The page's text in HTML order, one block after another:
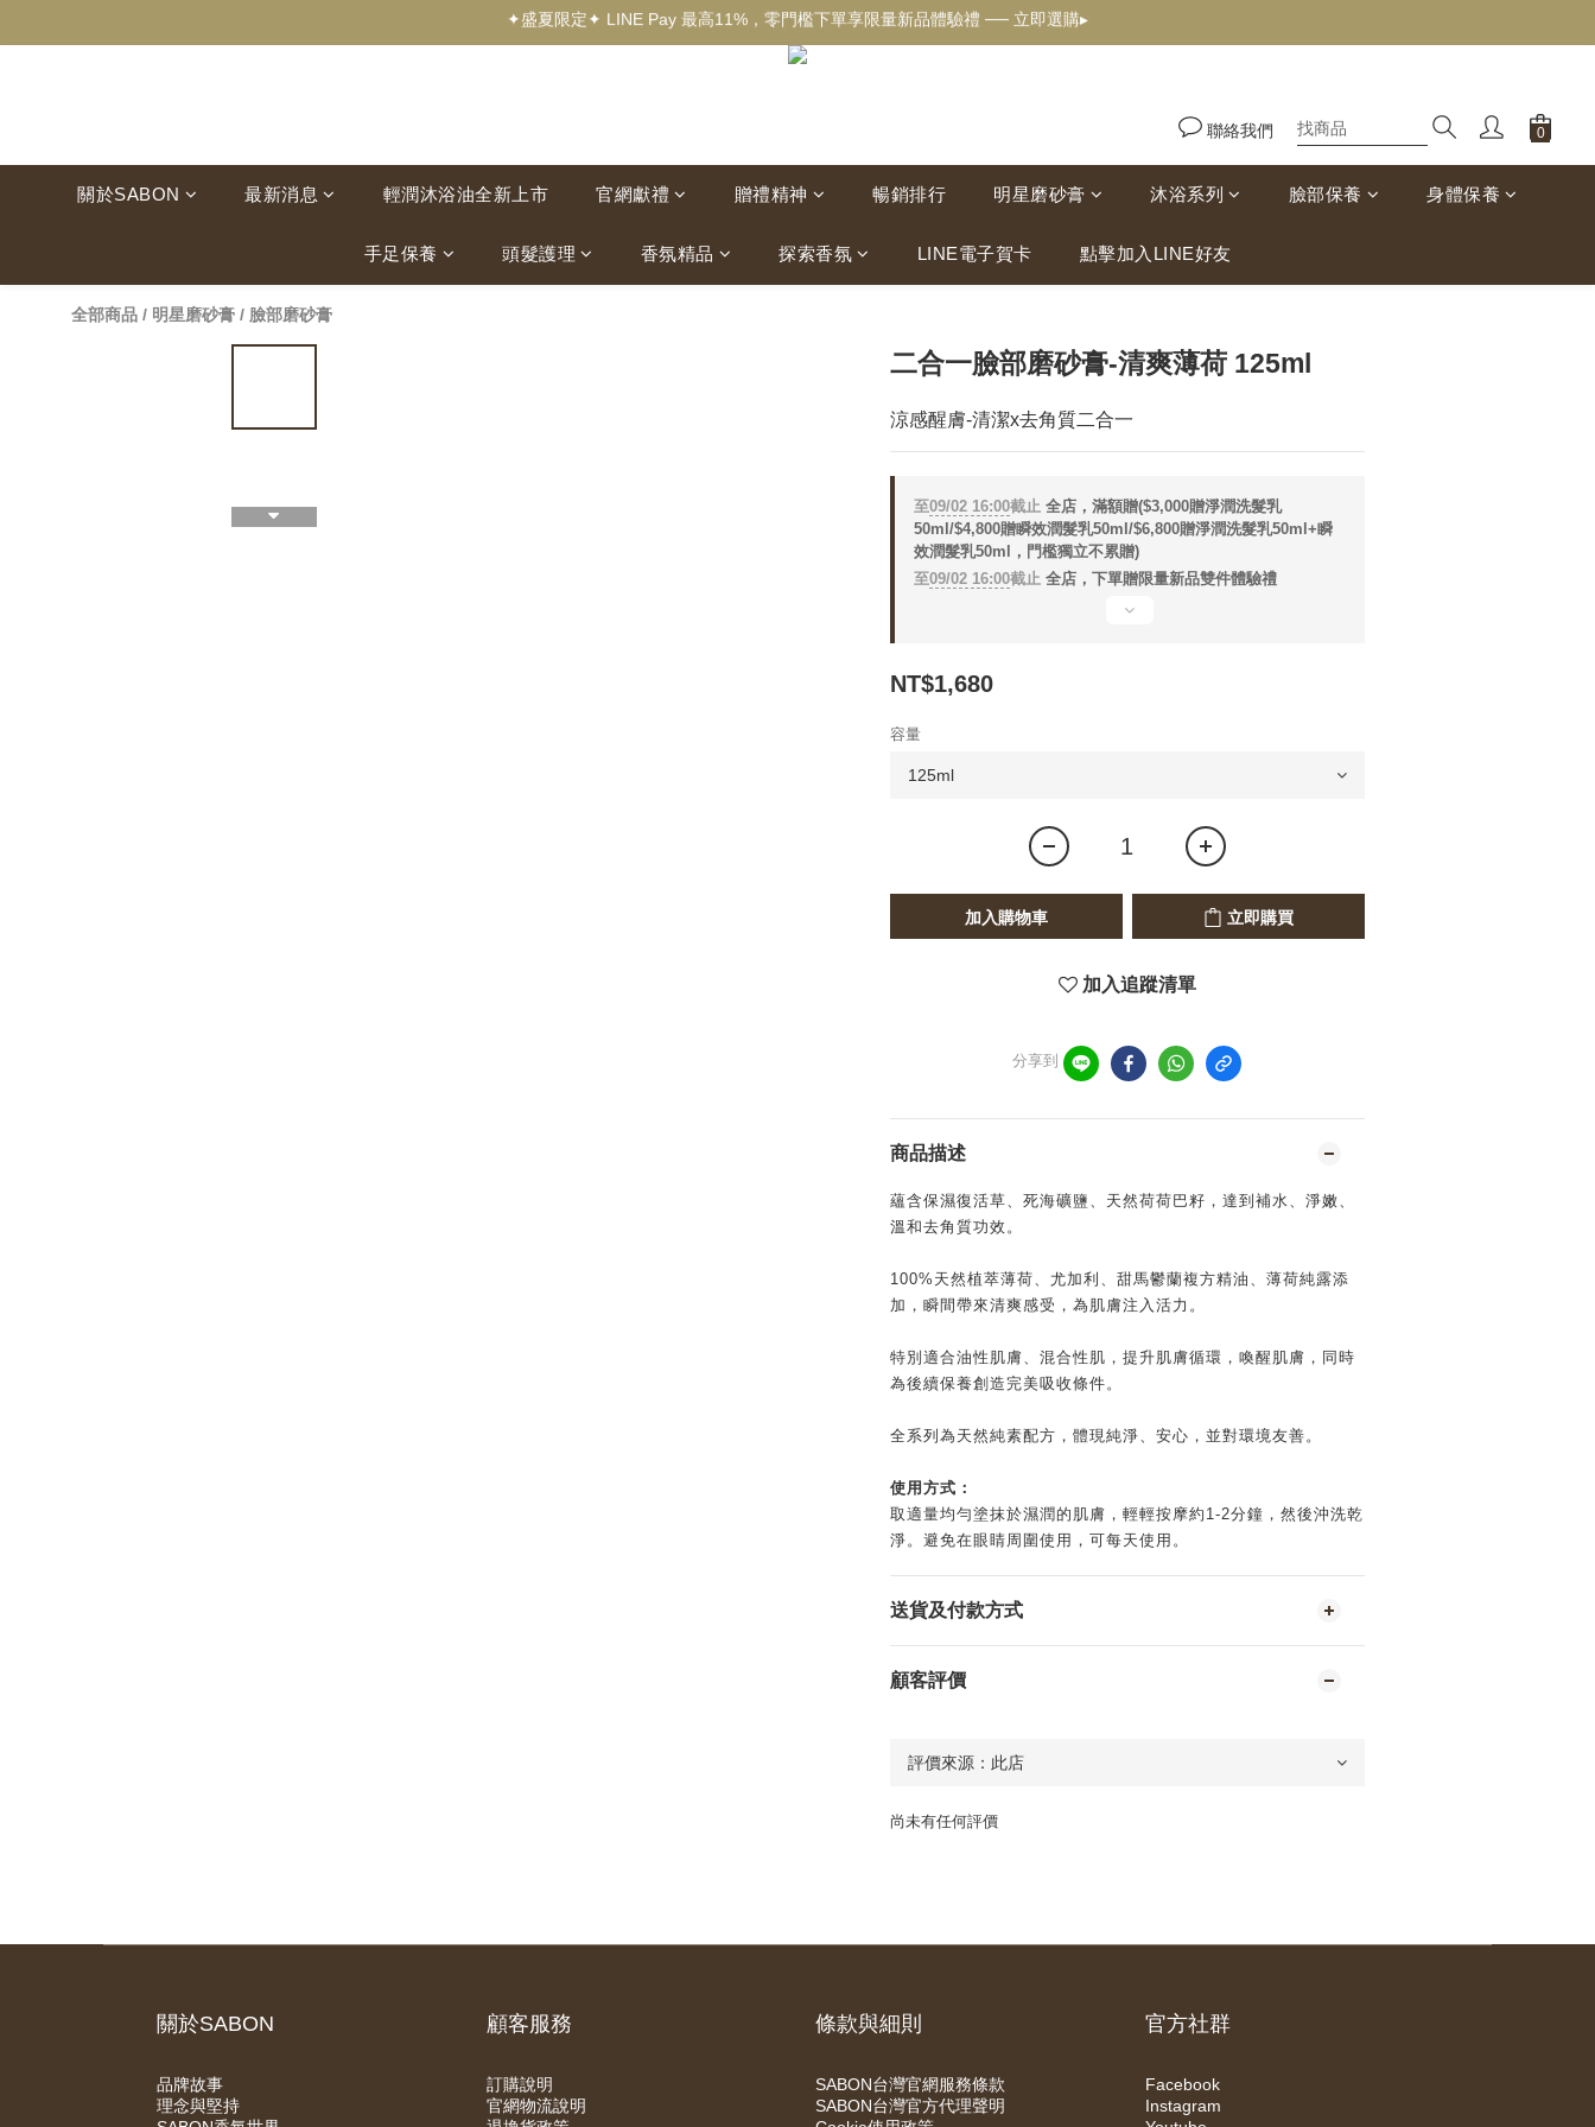
✦新客獨享✦ 首購輸入【welcome】滿$500現折$100 ── 立即選購▸
✦New✦ 熱帶果嶼限量系列，沉浸夏日慢旅時光 ── 立即探索▸
聯絡我們
關於SABON 最新消息 輕潤沐浴油全新上市 官網獻禮 贈禮精神 暢銷排行 明星磨砂膏 沐浴系列 臉部保養 身體保養
手足保養 頭髮護理 香氛精品 探索香氛 LINE電子賀卡 點擊加入LINE好友
全部商品 / 明星磨砂膏 / 臉部磨砂膏
二合一臉部磨砂膏-清爽薄荷 125ml
涼感醒膚-清潔x去角質二合一
至09/02 16:00截止全店，滿額贈($3,000贈淨潤洗髮乳
50ml/$4,800贈瞬效潤髮乳50ml/$6,800贈淨潤洗髮乳50ml+瞬
效潤髮乳50ml，門檻獨立不累贈)
至09/02 16:00截止全店，下單贈限量新品雙件體驗禮
NT$1,680
容量
加入購物車 立即購買
加入追蹤清單
分享到
商品描述
蘊含保濕復活草、死海礦鹽、天然荷荷巴籽，達到補水、淨嫩、
溫和去角質功效。
100%天然植萃薄荷、尤加利、甜馬鬱蘭複方精油、薄荷純露添
加，瞬間帶來清爽感受，為肌膚注入活力。
特別適合油性肌膚、混合性肌，提升肌膚循環，喚醒肌膚，同時
為後續保養創造完美吸收條件。
全系列為天然純素配方，體現純淨、安心，並對環境友善。
使用方式：
取適量均勻塗抹於濕潤的肌膚，輕輕按摩約1-2分鐘，然後沖洗乾
淨。避免在眼睛周圍使用，可每天使用。
送貨及付款方式
顧客評價
尚未有任何評價
關於SABON
品牌故事
理念與堅持
顧客服務
訂購說明
官網物流說明
條款與細則
SABON台灣官網服務條款
SABON台灣官方代理聲明
官方社群
Facebook
Instagram